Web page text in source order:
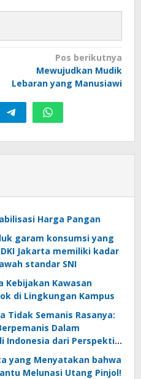
Pos berikutnya
Mewujudkan Mudik
Lebaran yang Manusiawi
Harga Pangan
garam konsumsi yang
Jakarta memiliki kadar
standar SNI
Kebijakan Kawasan
di Lingkungan Kampus
Tidak Semanis Rasanya:
Dalam
Indonesia dari Perspektif
yang Menyatakan bahwa
Melunasi Utang Pinjol!